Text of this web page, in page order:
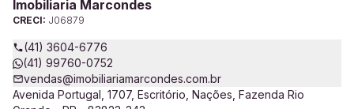
Imobiliaria Marcondes
CRECI: J06879
(41) 3604-6776
(41) 99760-0752
vendas@imobiliariamarcondes.com.br
Avenida Portugal, 1707, Escritório, Nações, Fazenda Rio